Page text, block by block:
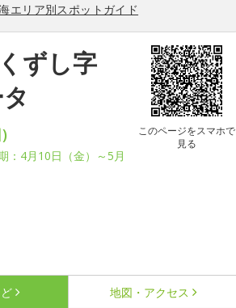
エリア別スポットガイド
ずし字
このページをスマホで
見る
：4月10日（金）～5月
地図・アクセス